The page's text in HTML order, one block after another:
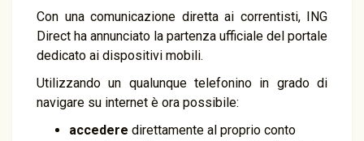
Con una comunicazione diretta ai correntisti, ING
Direct ha annunciato la partenza ufficiale del portale
dedicato ai dispositivi mobili.
Utilizzando un qualunque telefonino in grado di
navigare su internet è ora possibile:
accedere direttamente al proprio conto